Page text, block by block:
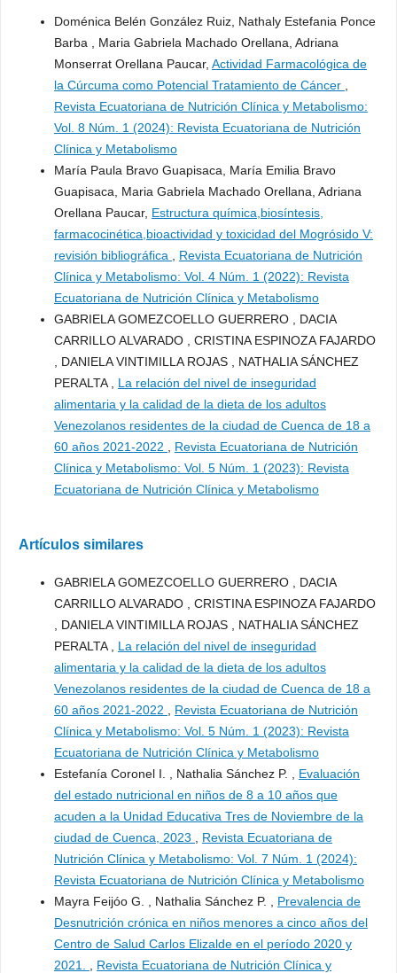
Doménica Belén González Ruiz, Nathaly Estefania Ponce
Barba , Maria Gabriela Machado Orellana, Adriana
Monserrat Orellana Paucar, Actividad Farmacológica de
la Cúrcuma como Potencial Tratamiento de Cáncer
Revista Ecuatoriana de Nutrición Clínica y Metabolismo:
Vol. 8 Núm. 1 (2024): Revista Ecuatoriana de Nutrición
Clínica y Metabolismo
María Paula Bravo Guapisaca, María Emilia Bravo
Guapisaca, Maria Gabriela Machado Orellana, Adriana
Orellana Paucar, Estructura química,biosíntesis,
farmacocinética,bioactividad y toxicidad del Mogrósido V:
revisión bibliográfica
Revista Ecuatoriana de Nutrición
Clínica y Metabolismo: Vol. 4 Núm. 1 (2022): Revista
Ecuatoriana de Nutrición Clínica y Metabolismo
GABRIELA GOMEZCOELLO GUERRERO , DACIA
CARRILLO ALVARADO , CRISTINA ESPINOZA FAJARDO
, DANIELA VINTIMILLA ROJAS , NATHALIA SÁNCHEZ
PERALTA , La relación del nivel de inseguridad
alimentaria y la calidad de la dieta de los adultos
Venezolanos residentes de la ciudad de Cuenca de 18 a
60 años 2021-2022
Revista Ecuatoriana de Nutrición
Clínica y Metabolismo: Vol. 5 Núm. 1 (2023): Revista
Ecuatoriana de Nutrición Clínica y Metabolismo
Artículos similares
GABRIELA GOMEZCOELLO GUERRERO , DACIA
CARRILLO ALVARADO , CRISTINA ESPINOZA FAJARDO
, DANIELA VINTIMILLA ROJAS , NATHALIA SÁNCHEZ
PERALTA , La relación del nivel de inseguridad
alimentaria y la calidad de la dieta de los adultos
Venezolanos residentes de la ciudad de Cuenca de 18 a
60 años 2021-2022
Revista Ecuatoriana de Nutrición
Clínica y Metabolismo: Vol. 5 Núm. 1 (2023): Revista
Ecuatoriana de Nutrición Clínica y Metabolismo
Estefanía Coronel I. , Nathalia Sánchez P. , Evaluación
del estado nutricional en niños de 8 a 10 años que
acuden a la Unidad Educativa Tres de Noviembre de la
ciudad de Cuenca, 2023
Revista Ecuatoriana de
Nutrición Clínica y Metabolismo: Vol. 7 Núm. 1 (2024):
Revista Ecuatoriana de Nutrición Clínica y Metabolismo
Mayra Feijóo G. , Nathalia Sánchez P. , Prevalencia de
Desnutrición crónica en niños menores a cinco años del
Centro de Salud Carlos Elizalde en el período 2020 y
2021.
Revista Ecuatoriana de Nutrición Clínica y